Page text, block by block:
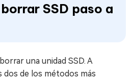
SSD paso a
una unidad SSD. A
de los métodos más